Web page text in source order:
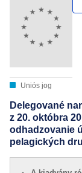
Uniós jog
Delegované
z 20. októbra
odhadzovanie
pelagických